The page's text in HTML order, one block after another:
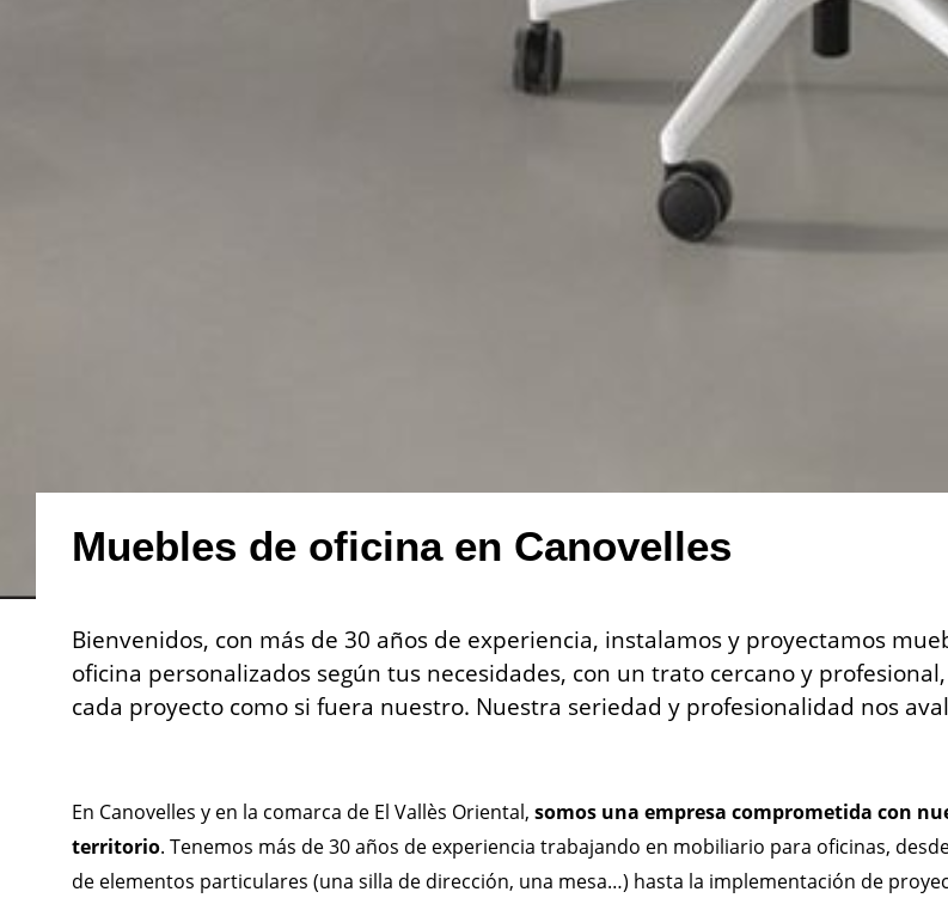
Muebles de oficina en Canovelles
Bienvenidos, con más de 30 años de experiencia, instalamos y proyectamos
oficina personalizados según tus necesidades, con un trato cercano y
cada proyecto como si fuera nuestro. Nuestra seriedad y profesionalidad nos
En Canovelles y en la comarca de El Vallès Oriental, somos una empresa comprometida con
territorio. Tenemos más de 30 años de experiencia trabajando en mobiliario para oficinas,
de elementos particulares (una silla de dirección, una mesa…) hasta la implementación de